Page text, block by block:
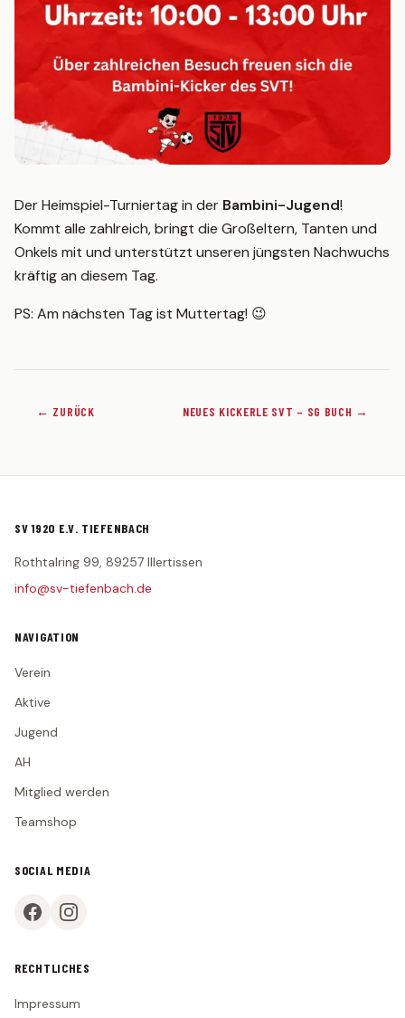
F-Junioren (U8/U9)
E-Junioren (U10/U11)
D-Junioren (U12/U13)
AH
MITGLIED WERDEN
TEAMSHOP
Der Heimspiel-Turniertag in der Bambini-Jugend!
Kommt alle zahlreich, bringt die Großeltern, Tanten und
Onkels mit und unterstützt unseren jüngsten Nachwuchs
kräftig an diesem Tag.
PS: Am nächsten Tag ist Muttertag! 😉
← ZURÜCK NEUES KICKERLE SVT – SG BUCH →
SV 1920 E.V. TIEFENBACH
Rothtalring 99, 89257 Illertissen
info@sv-tiefenbach.de
NAVIGATION
Verein
Aktive
Jugend
AH
Mitglied werden
Teamshop
SOCIAL MEDIA
RECHTLICHES
Impressum